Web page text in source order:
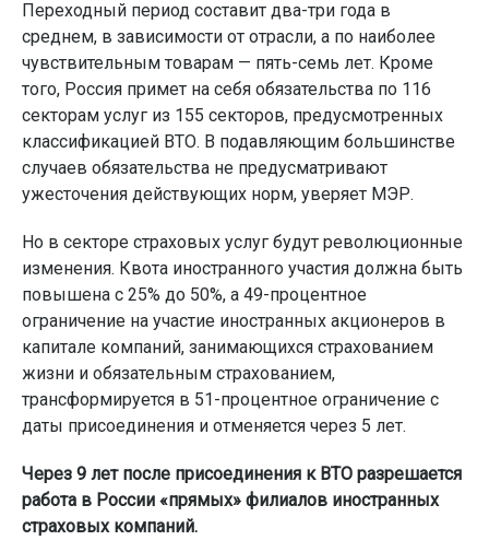
Переходный период составит два-три года в
среднем, в зависимости от отрасли, а по наиболее
чувствительным товарам — пять-семь лет. Кроме
того, Россия примет на себя обязательства по 116
секторам услуг из 155 секторов, предусмотренных
классификацией ВТО. В подавляющим большинстве
случаев обязательства не предусматривают
ужесточения действующих норм, уверяет МЭР.
Но в секторе страховых услуг будут революционные
изменения. Квота иностранного участия должна быть
повышена с 25% до 50%, а 49-процентное
ограничение на участие иностранных акционеров в
капитале компаний, занимающихся страхованием
жизни и обязательным страхованием,
трансформируется в 51-процентное ограничение с
даты присоединения и отменяется через 5 лет.
Через 9 лет после присоединения к ВТО разрешается
работа в России «прямых» филиалов иностранных
страховых компаний.